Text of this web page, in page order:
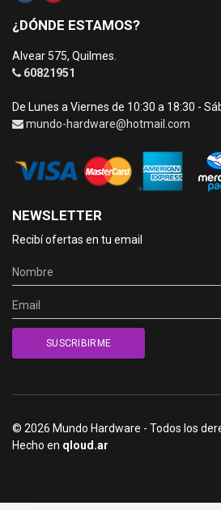
¿DÓNDE ESTAMOS?
Alvear 575, Quilmes.
60821951
De Lunes a Viernes de 10:30 a 18:30 -
mundo-hardware@hotmail.com
NEWSLETTER
Recibí ofertas en tu email
© 2026 Mundo Hardware - Todos los
Hecho en qloud.ar